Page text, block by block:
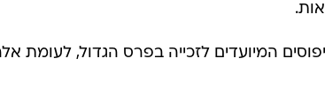
המיועדים לזכייה בפרס הגדול, לעומת